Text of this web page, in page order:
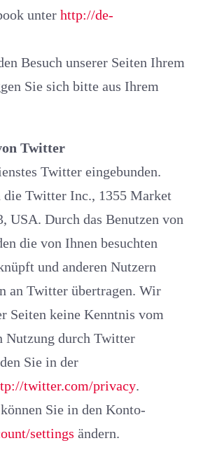
unter http://de-
Seiten Ihrem
bitte aus Ihrem
Twitter
Inc., 1355 Market
Durch das Benutzen von
die von Ihnen besuchten
und anderen Nutzern
twitter.com/privacy.
den Konto-
settings ändern.